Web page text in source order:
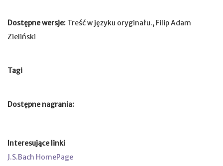
Dostępne wersje: Treść w języku oryginału., Filip Adam
Zieliński
Tagi
Dostępne nagrania:
Interesujące linki
J.S.Bach HomePage